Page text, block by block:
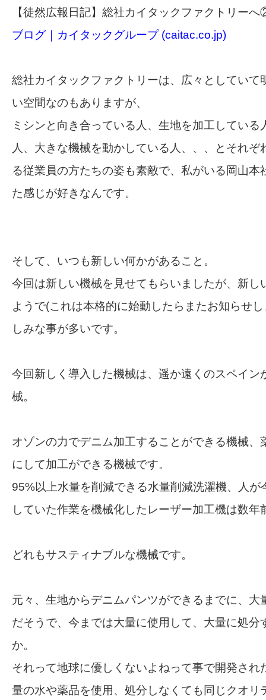
【徒然広報日記】総社カイタックファクトリー
ブログ｜カイタックグループ (caitac.co.jp)
総社カイタックファクトリーは、広々としていて
い空間なのもありますが、
ミシンと向き合っている人、生地を加工している
人、大きな機械を動かしている人、、、とそれぞ
る従業員の方たちの姿も素敵で、私がいる岡山本
た感じが好きなんです。
そして、いつも新しい何かがあること。
今回は新しい機械を見せてもらいましたが、新し
ようで(これは本格的に始動したらまたお知らせ
しみな事が多いです。
今回新しく導入した機械は、遥か遠くのスペイン
械。
オゾンの力でデニム加工することができる機械、
にして加工ができる機械です。
95%以上水量を削減できる水量削減洗濯機、人が
していた作業を機械化したレーザー加工機は数年
どれもサスティナブルな機械です。
元々、生地からデニムパンツができるまでに、大
だそうで、今までは大量に使用して、大量に処分
か。
それって地球に優しくないよねって事で開発され
量の水や薬品を使用、処分しなくても同じクオリ